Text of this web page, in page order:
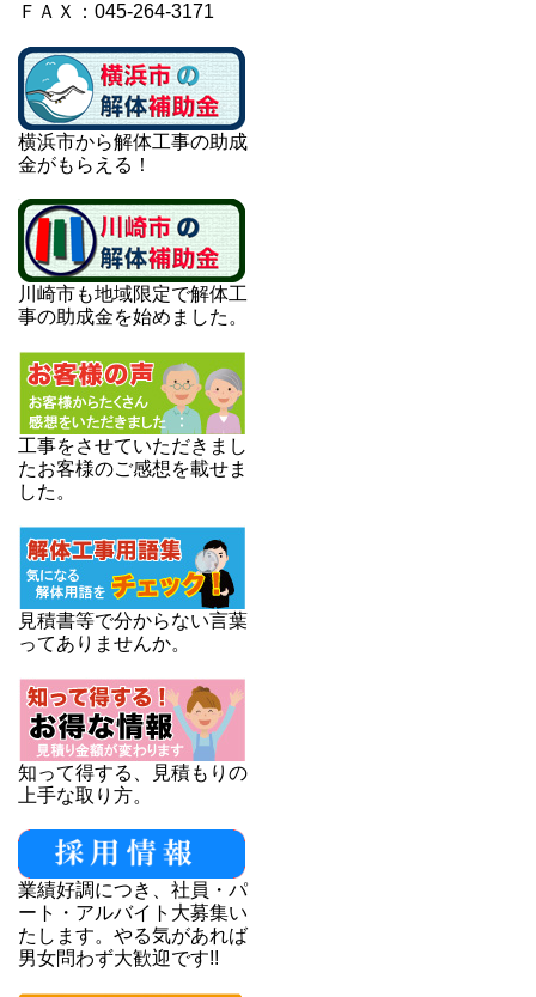
ＦＡＸ：045-264-3171
横浜市から解体工事の助成
金がもらえる！
川崎市も地域限定で解体工
事の助成金を始めました。
工事をさせていただきまし
たお客様のご感想を載せま
した。
見積書等で分からない言葉
ってありませんか。
知って得する、見積もりの
上手な取り方。
業績好調につき、社員・パ
ート・アルバイト大募集い
たします。やる気があれば
男女問わず大歓迎です!!